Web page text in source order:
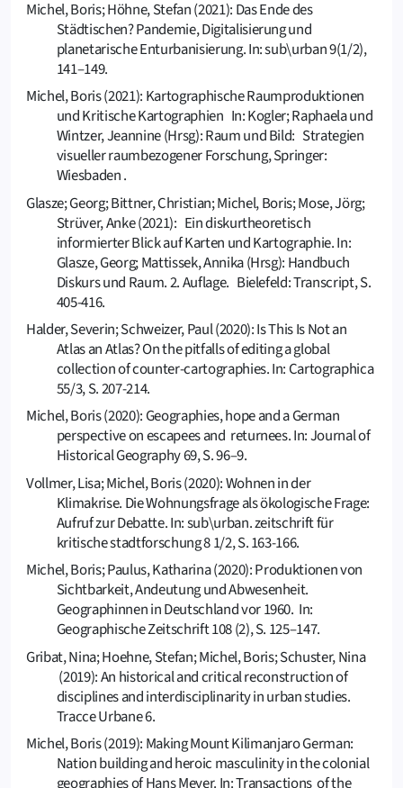
Michel, Boris; Höhne, Stefan (2021): Das Ende des
Städtischen? Pandemie, Digitalisierung und
planetarische Enturbanisierung. In: sub\urban 9(1/2),
141–149.
Michel, Boris (2021): Kartographische Raumproduktionen
und Kritische Kartographien In: Kogler; Raphaela und
Wintzer, Jeannine (Hrsg): Raum und Bild: Strategien
visueller raumbezogener Forschung, Springer:
Wiesbaden .
Glasze; Georg; Bittner, Christian; Michel, Boris; Mose, Jörg;
Strüver, Anke (2021): Ein diskurtheoretisch
informierter Blick auf Karten und Kartographie. In:
Glasze, Georg; Mattissek, Annika (Hrsg): Handbuch
Diskurs und Raum. 2. Auflage. Bielefeld: Transcript, S.
405-416.
Halder, Severin; Schweizer, Paul (2020): Is This Is Not an
Atlas an Atlas? On the pitfalls of editing a global
collection of counter-cartographies. In: Cartographica
55/3, S. 207-214.
Michel, Boris (2020): Geographies, hope and a German
perspective on escapees and returnees. In: Journal of
Historical Geography 69, S. 96–9.
Vollmer, Lisa; Michel, Boris (2020): Wohnen in der
Klimakrise. Die Wohnungsfrage als ökologische Frage:
Aufruf zur Debatte. In: sub\urban. zeitschrift für
kritische stadtforschung 8 1/2, S. 163-166.
Michel, Boris; Paulus, Katharina (2020): Produktionen von
Sichtbarkeit, Andeutung und Abwesenheit.
Geographinnen in Deutschland vor 1960. In:
Geographische Zeitschrift 108 (2), S. 125–147.
Gribat, Nina; Hoehne, Stefan; Michel, Boris; Schuster, Nina
(2019): An historical and critical reconstruction of
disciplines and interdisciplinarity in urban studies.
Tracce Urbane 6.
Michel, Boris (2019): Making Mount Kilimanjaro German:
Nation building and heroic masculinity in the colonial
geographies of Hans Meyer. In: Transactions of the